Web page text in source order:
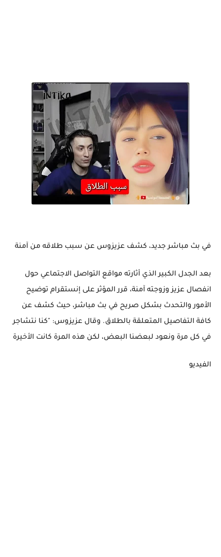
في بث مباشر جديد، كشف عزيزوس عن سبب طلاقه من آمنة
بعد الجدل الكبير الذي أثارته مواقع التواصل الاجتماعي حول
انفصال عزيز وزوجته آمنة، قرر المؤثر على إنستقرام توضيح
الأمور والتحدث بشكل صريح في بث مباشر، حيث كشف عن
كافة التفاصيل المتعلقة بالطلاق. وقال عزيزوس: "كنا نتشاجر
في كل مرة ونعود لبعضنا البعض، لكن هذه المرة كانت الأخيرة
الفيديو